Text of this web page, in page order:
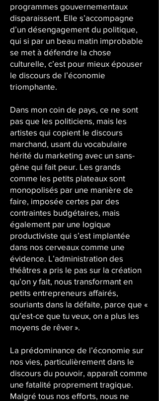
programmes gouvernementaux
disparaissent. Elle s’accompagne
d’un désengagement du politique,
qui si par un beau matin improbable
se met à défendre la chose
culturelle, c’est pour mieux épouser
le discours de l’économie
triomphante.
Dans mon coin de pays, ce ne sont
pas que les politiciens, mais les
artistes qui copient le discours
marchand, usant du vocabulaire
hérité du marketing avec un sans-
gêne qui fait peur. Les grands
comme les petits plateaux sont
monopolisés par une manière de
faire, imposée certes par des
contraintes budgétaires, mais
également par une logique
productiviste qui s’est implantée
dans nos cerveaux comme une
évidence. L’administration des
théâtres a pris le pas sur la création
qu’on y fait, nous transformant en
petits entrepreneurs affairés,
souriants dans la défaite, parce que «
qu’est-ce que tu veux, on a plus les
moyens de rêver ».
La prédominance de l’économie sur
nos vies, particulièrement dans le
discours du pouvoir, apparaît comme
une fatalité proprement tragique.
Malgré tous nos efforts, nous ne